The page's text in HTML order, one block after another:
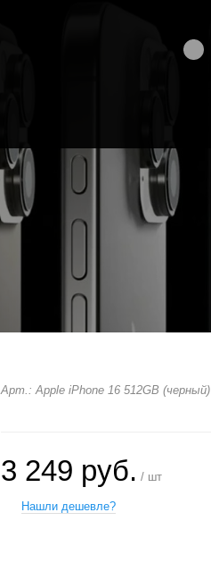
Арт.: Apple iPhone 16 512GB (черный)
3 249 руб. / шт
Нашли дешевле?